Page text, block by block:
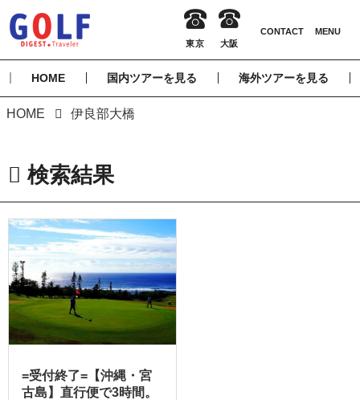
HOME 国内ツアーを見る 海外ツアーを見る
HOME 伊良部大橋
検索結果
=受付終了=【沖縄・宮
古島】直行便で3時間。